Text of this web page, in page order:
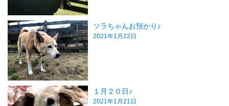
ソラちゃんお預かり♪
2021年1月22日
１月２０日♪
2021年1月21日